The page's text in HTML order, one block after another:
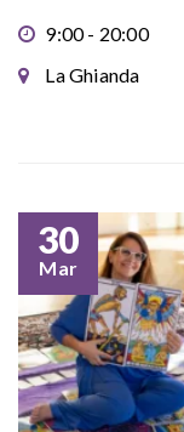
9:00 - 20:00
La Ghianda
30
Mar